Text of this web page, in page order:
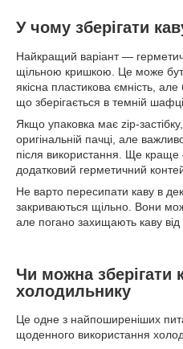
У чому зберігати
Найкращий варіант —
щільною кришкою. Це може
якісна пластикова ємність,
що зберігається в темній шафці.
Якщо упаковка має zip-
оригінальній пачці, але
після використання. Ще краще
додатковий герметичний
Не варто пересипати каву в
закриваються щільно. Вони
але погано захищають каву від
Чи можна зберігати
холодильнику
Це одне з найпоширеніших
щоденного використання